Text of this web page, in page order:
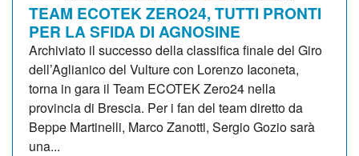
TEAM ECOTEK ZERO24, TUTTI PRONTI
PER LA SFIDA DI AGNOSINE
Archiviato il successo della classifica finale del Giro
dell’Aglianico del Vulture con Lorenzo Iaconeta,
torna in gara il Team ECOTEK Zero24 nella
provincia di Brescia. Per i fan del team diretto da
Beppe Martinelli, Marco Zanotti, Sergio Gozio sarà
una...